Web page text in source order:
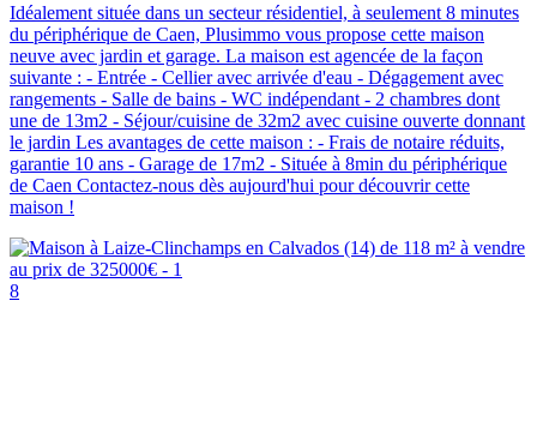
Idéalement située dans un secteur résidentiel, à seulement 8 minutes
du périphérique de Caen, Plusimmo vous propose cette maison
neuve avec jardin et garage. La maison est agencée de la façon
suivante : - Entrée - Cellier avec arrivée d'eau - Dégagement avec
rangements - Salle de bains - WC indépendant - 2 chambres dont
une de 13m2 - Séjour/cuisine de 32m2 avec cuisine ouverte donnant
le jardin Les avantages de cette maison : - Frais de notaire réduits,
garantie 10 ans - Garage de 17m2 - Située à 8min du périphérique
de Caen Contactez-nous dès aujourd'hui pour découvrir cette
maison !
8